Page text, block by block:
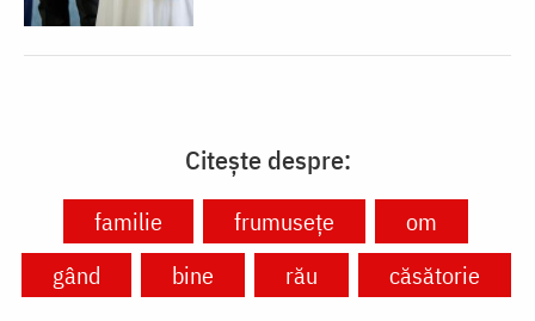
Citește despre:
familie frumusețe
om
gând
bine rău căsătorie